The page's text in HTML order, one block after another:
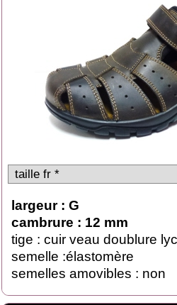
largeur : G
cambrure : 12 mm
tige : cuir veau doublure
semelle :élastomère
semelles amovibles : non